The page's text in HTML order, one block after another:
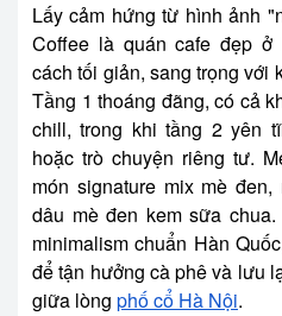
Lấy cảm hứng từ hình ảnh
Coffee là quán cafe đẹp ở
cách tối giản, sang trọng với
Tầng 1 thoáng đãng, có cả
chill, trong khi tầng 2 yên
hoặc trò chuyện riêng tư.
món signature mix mè
dâu mè đen kem sữa
minimalism chuẩn Hàn
để tận hưởng cà phê và lưu
giữa lòng phố cổ Hà Nội.